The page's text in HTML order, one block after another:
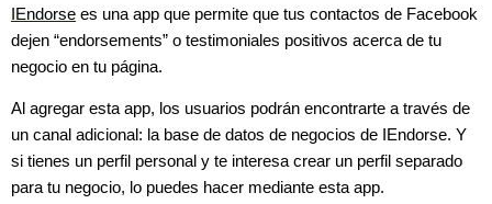
IEndorse es una app que permite que tus contactos de Facebook
dejen “endorsements” o testimoniales positivos acerca de tu
negocio en tu página.
Al agregar esta app, los usuarios podrán encontrarte a través de
un canal adicional: la base de datos de negocios de IEndorse. Y
si tienes un perfil personal y te interesa crear un perfil separado
para tu negocio, lo puedes hacer mediante esta app.